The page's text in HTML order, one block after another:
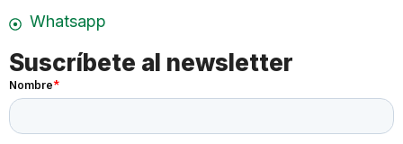
Whatsapp
Suscríbete al newsletter